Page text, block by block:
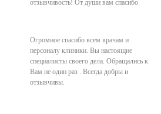
отзывчивость! От души вам спасибо
Огромное спасибо всем врачам и
персоналу клиники. Вы настоящие
специалисты своего дела. Обращались к
Вам не один раз . Всегда добры и
отзывчивы.